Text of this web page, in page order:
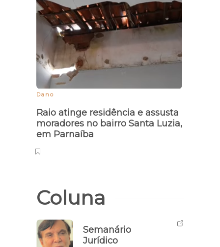
Dano
Raio atinge residência e assusta
moradores no bairro Santa Luzia,
em Parnaíba
Coluna
Semanário
Jurídico